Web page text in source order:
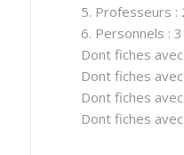
5. Professeurs :
6. Personnels : 3
Dont fiches
Dont fiches
Dont fiches
Dont fiches